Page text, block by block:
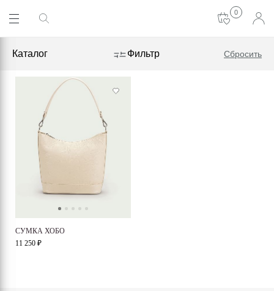
0
Каталог Фильтр Сбросить
СУМКА ХОБО
11 250 ₽